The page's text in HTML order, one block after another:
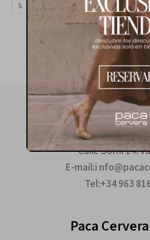
S
Paca Cervera
Calle Sorní 14.
E-mail:i
Tel:+34 963
Paca